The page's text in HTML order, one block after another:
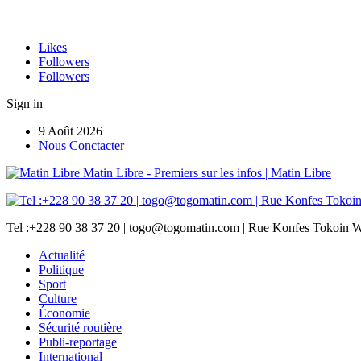
Likes
Followers
Followers
Sign in
9 Août 2026
Nous Conctacter
Matin Libre - Premiers sur les infos | Matin Libre
Tel :+228 90 38 37 20 | togo@togomatin.com | Rue Konfes Tokoin
Actualité
Politique
Sport
Culture
Économie
Sécurité routière
Publi-reportage
International